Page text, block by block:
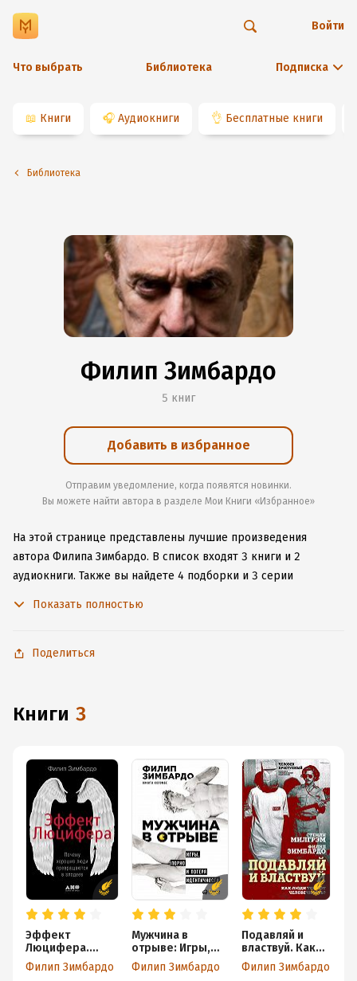
Что выбрать Библиотека Подписка
Войти
📖 Книги 🎧 Аудиокниги 👌 Бесплатные книги
Библиотека
Филип Зимбардо
5 книг
Добавить в избранное
Отправим уведомление, когда появятся новинки.
Вы можете найти автора в разделе Мои Книги «Избранное»
На этой странице представлены лучшие произведения
автора Филипа Зимбардо. В список входят 3 книги и 2
аудиокниги. Также вы найдете 4 подборки и 3 серии
приложение для iOS или Android, чтобы не расставаться
Показать полностью
Поделиться
книги 3
Эффект
Люцифера.
Почему хорошие
люди
Филип Зимбардо
Мужчина в
отрыве: Игры,
порно и потеря
идентичности
Филип Зимбардо
Подавляй и
властвуй. Как
люди теряют
человечность?
Филип Зимбардо